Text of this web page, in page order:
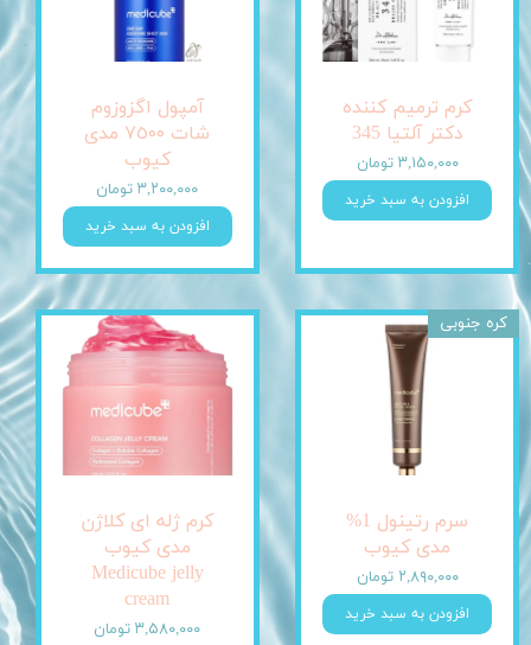
کرم ترمیم کننده
دکتر آلتیا 345
۳,۱۵۰,۰۰۰ تومان
افزودن به سبد خرید
آمپول اگزوزوم
شات ٧٥٠٠ مدی
کیوب
۳,۲۰۰,۰۰۰ تومان
افزودن به سبد خرید
سرم رتینول 1%
مدی کیوب
۲,۸۹۰,۰۰۰ تومان
افزودن به سبد خرید
کره جنوبی
کرم ژله ای کلاژن
مدی کیوب
Medicube jelly
cream
۳,۵۸۰,۰۰۰ تومان